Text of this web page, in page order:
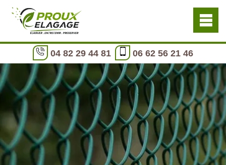
04 82 29 44 81 06 62 56 21 46